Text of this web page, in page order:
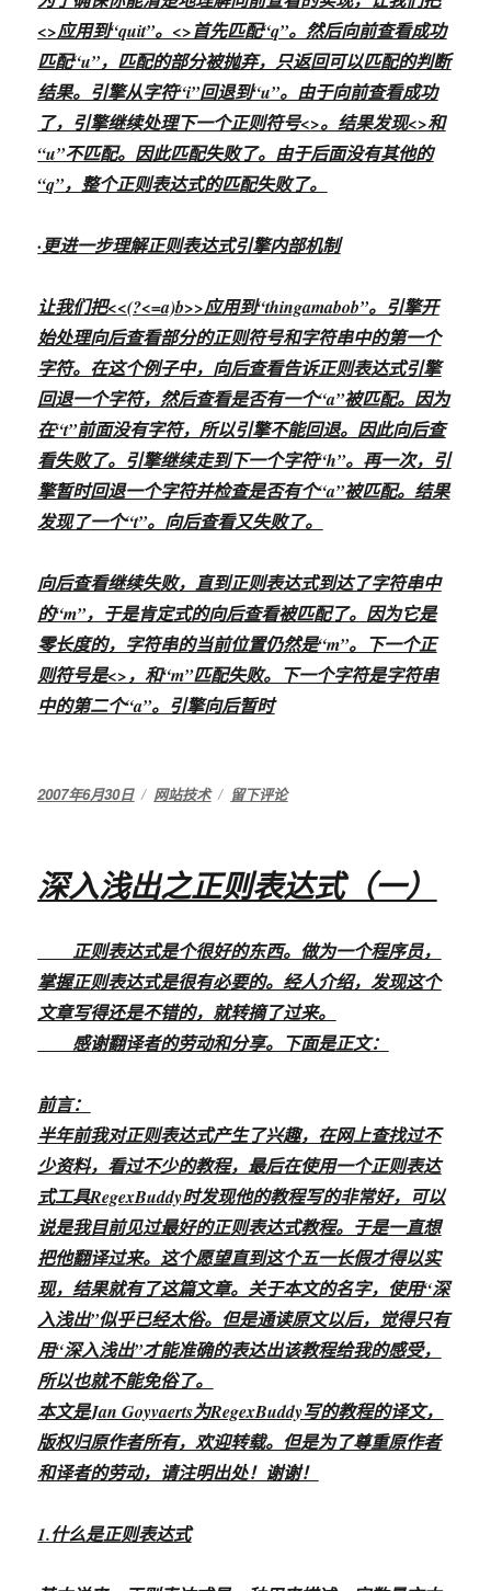
<>应用到“quit”。<>首先匹配“q”。然后向前查看成功
匹配“u”，匹配的部分被抛弃，只返回可以匹配的判断
结果。引擎从字符“i”回退到“u”。由于向前查看成功
了，引擎继续处理下一个正则符号<>。结果发现<>和
“u”不匹配。因此匹配失败了。由于后面没有其他的
“q”，整个正则表达式的匹配失败了。
·更进一步理解正则表达式引擎内部机制
让我们把<<(?<=a)b>>应用到“thingamabob”。引擎开
始处理向后查看部分的正则符号和字符串中的第一个
字符。在这个例子中，向后查看告诉正则表达式引擎
回退一个字符，然后查看是否有一个“a”被匹配。因为
在“t”前面没有字符，所以引擎不能回退。因此向后查
看失败了。引擎继续走到下一个字符“h”。再一次，引
擎暂时回退一个字符并检查是否有个“a”被匹配。结果
发现了一个“t”。向后查看又失败了。
向后查看继续失败，直到正则表达式到达了字符串中
的“m”，于是肯定式的向后查看被匹配了。因为它是
零长度的，字符串的当前位置仍然是“m”。下一个正
则符号是<>，和“m”匹配失败。下一个字符是字符串
中的第二个“a”。引擎向后暂时
发
2007年6月30日
分
网站技术
于
出
之
则
表
达
式
（二）
留下评论
深入浅出之正则表达式（一）
正则表达式是个很好的东西。做为一个程序员，
掌握正则表达式是很有必要的。经人介绍，发现这个
文章写得还是不错的，就转摘了过来。
感谢翻译者的劳动和分享。下面是正文：
前言：
半年前我对正则表达式产生了兴趣，在网上查找过不
少资料，看过不少的教程，最后在使用一个正则表达
式工具RegexBuddy时发现他的教程写的非常好，可以
说是我目前见过最好的正则表达式教程。于是一直想
把他翻译过来。这个愿望直到这个五一长假才得以实
现，结果就有了这篇文章。关于本文的名字，使用“深
入浅出”似乎已经太俗。但是通读原文以后，觉得只有
用“深入浅出”才能准确的表达出该教程给我的感受，
所以也就不能免俗了。
本文是Jan Goyvaerts为RegexBuddy写的教程的译文，
版权归原作者所有，欢迎转载。但是为了尊重原作者
和译者的劳动，请注明出处！谢谢！
1.什么是正则表达式